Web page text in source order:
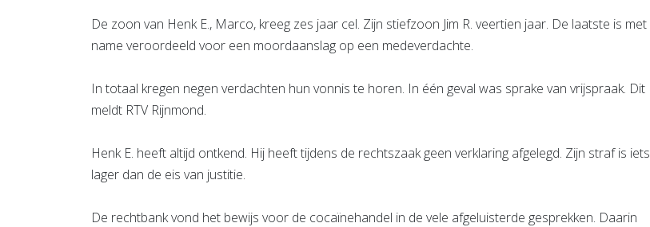
De zoon van Henk E., Marco, kreeg zes jaar cel. Zijn stiefzoon Jim R. veertien jaar. De laatste is met
name veroordeeld voor een moordaanslag op een medeverdachte.
In totaal kregen negen verdachten hun vonnis te horen. In één geval was sprake van vrijspraak. Dit
meldt RTV Rijnmond.
Henk E. heeft altijd ontkend. Hij heeft tijdens de rechtszaak geen verklaring afgelegd. Zijn straf is iets
lager dan de eis van justitie.
De rechtbank vond het bewijs voor de cocaïnehandel in de vele afgeluisterde gesprekken. Daarin